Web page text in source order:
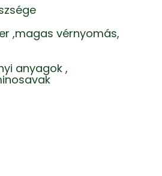
,magas vérnyomás,
anyagok ,